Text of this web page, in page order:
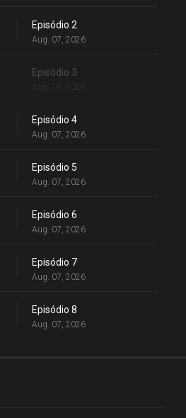
Episódio 2
Aug. 07, 2026
Episódio 3
Episódio 4
Aug. 07, 2026
Episódio 5
Aug. 07, 2026
Episódio 6
Aug. 07, 2026
Episódio 7
Aug. 07, 2026
Episódio 8
Aug. 07, 2026